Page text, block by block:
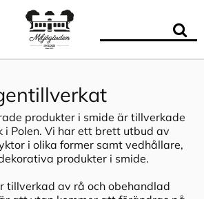
produkter i smide är tillverkade
i Polen. Vi har ett brett utbud av
i olika former samt vedhållare,
produkter i smide.
tillverkad av rå och obehandlad